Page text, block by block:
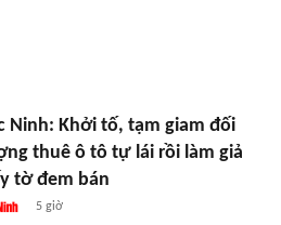
Ninh: Khởi tố, tạm giam đối
thuê ô tô tự lái rồi làm giả
tờ đem bán
5 giờ